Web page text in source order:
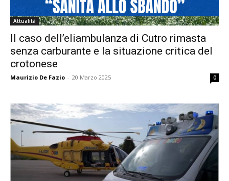
Attualità
Il caso dell’eliambulanza di Cutro rimasta
senza carburante e la situazione critica del
crotonese
Maurizio De Fazio - 20 Marzo 2025 0